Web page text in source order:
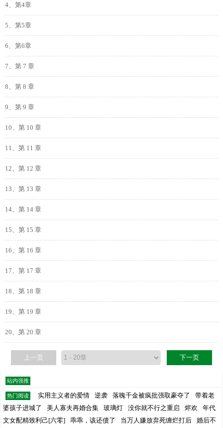
4、第4章
5、第5章
6、第6章
7、第 7 章
8、第 8 章
9、第 9 章
10、第 10 章
11、第 11 章
12、第 12 章
13、第 13 章
14、第 14 章
15、第 15 章
16、第 16 章
17、第 17 章
18、第 18 章
19、第 19 章
20、第 20 章
上一页 下一页
站内强推
热门阅读 实用主义者的爱情 逆袭 落魄千金被疯批强取豪夺了
带着老
婆孩子进城了
美人寡夫再婚合集 玻璃灯 没你就不行之重启 烬欢
年代
文女配精致利己[六零]
乖乖，该还债了 当万人嫌放弃死缠烂打后 婚后不